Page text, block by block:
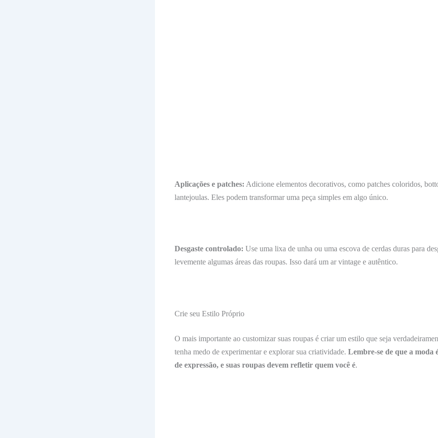
Aplicações e patches: Adicione elementos decorativos, como patches coloridos,
lantejoulas. Eles podem transformar uma peça simples em algo único.
Desgaste controlado: Use uma lixa de unha ou uma escova de cerdas duras para
levemente algumas áreas das roupas. Isso dará um ar vintage e autêntico.
Crie seu Estilo Próprio
O mais importante ao customizar suas roupas é criar um estilo que seja
tenha medo de experimentar e explorar sua criatividade. Lembre-se de que a moda
de expressão, e suas roupas devem refletir quem você é.